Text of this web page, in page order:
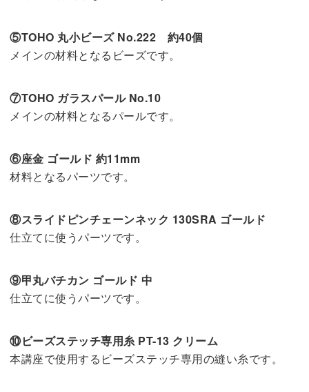
⑤TOHO 丸小ビーズ No.222 約40個
メインの材料となるビーズです。
⑦TOHO ガラスパール No.10
メインの材料となるパールです。
⑥座金 ゴールド 約11mm
材料となるパーツです。
⑧スライドピンチェーンネック 130SRA ゴールド
仕立てに使うパーツです。
⑨甲丸バチカン ゴールド 中
仕立てに使うパーツです。
⑩ビーズステッチ専用糸 PT-13 クリーム
本講座で使用するビーズステッチ専用の縫い糸です。